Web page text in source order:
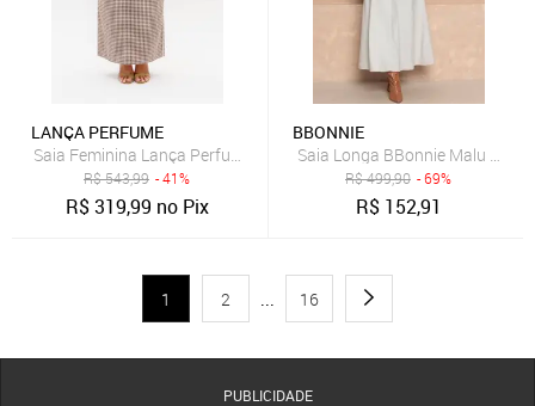
LANÇA PERFUME
Saia Feminina Lança Perfume Longa Xadrez Bege
R$543,99 - 41%
R$319,99 no Pix
BBONNIE
Saia Longa BBonnie Malu –
R$499,90 - 69%
R$ 152,91
1 2 ... 16
PUBLICIDADE